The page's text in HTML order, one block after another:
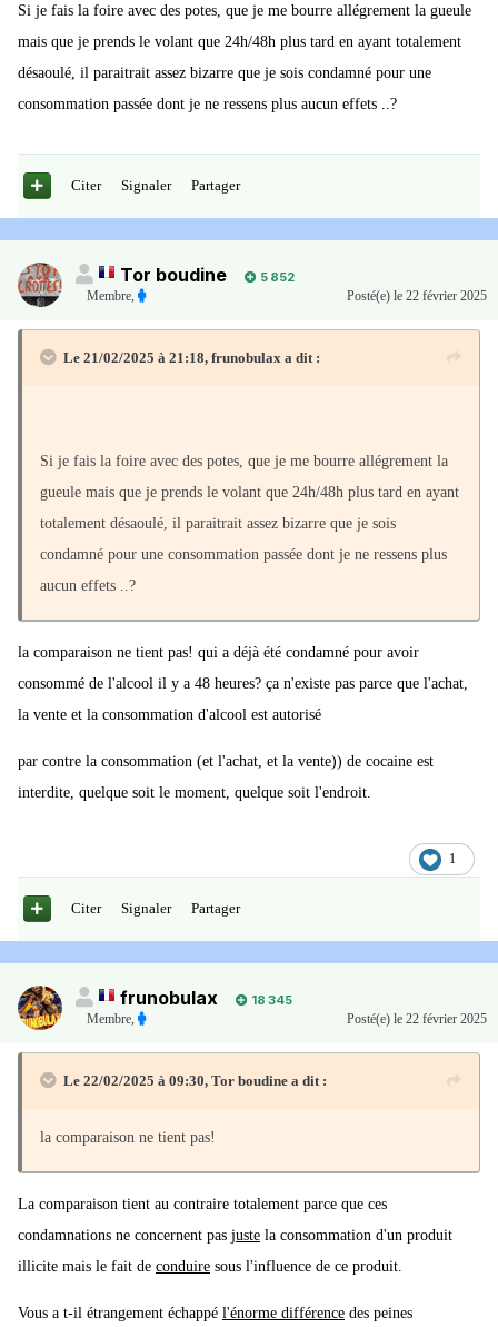
Si je fais la foire avec des potes, que je me bourre allégrement la gueule
mais que je prends le volant que 24h/48h plus tard en ayant totalement
désaoulé, il paraitrait assez bizarre que je sois condamné pour une
consommation passée dont je ne ressens plus aucun effets ..?
Citer Signaler Partager
Tor boudine
5 852
Membre
Posté(e) le 22 février 2025
Le 21/02/2025 à 21:18, frunobulax a dit :
Si je fais la foire avec des potes, que je me bourre allégrement la
gueule mais que je prends le volant que 24h/48h plus tard en ayant
totalement désaoulé, il paraitrait assez bizarre que je sois
condamné pour une consommation passée dont je ne ressens plus
aucun effets ..?
la comparaison ne tient pas! qui a déjà été condamné pour avoir
consommé de l'alcool il y a 48 heures? ça n'existe pas parce que l'achat,
la vente et la consommation d'alcool est autorisé
par contre la consommation (et l'achat, et la vente)) de cocaine est
interdite, quelque soit le moment, quelque soit l'endroit.
1
Citer Signaler Partager
frunobulax
18 345
Membre, Posté(e) le 22 février 2025
Le 22/02/2025 à 09:30, Tor boudine a dit :
la comparaison ne tient pas!
La comparaison tient au contraire totalement parce que ces
condamnations ne concernent pas juste la consommation d'un produit
illicite mais le fait de conduire sous l'influence de ce produit.
Vous a t-il étrangement échappé l'énorme différence des peines